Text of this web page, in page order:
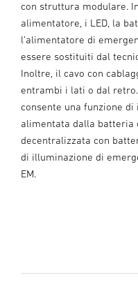
con struttura modulare.
alimentatore, i LED, la
l’alimentatore di
essere sostituiti dal
Inoltre, il cavo con
entrambi i lati o dal
consente una funzione
alimentata dalla batteria
decentralizzata con
di illuminazione di
EM.